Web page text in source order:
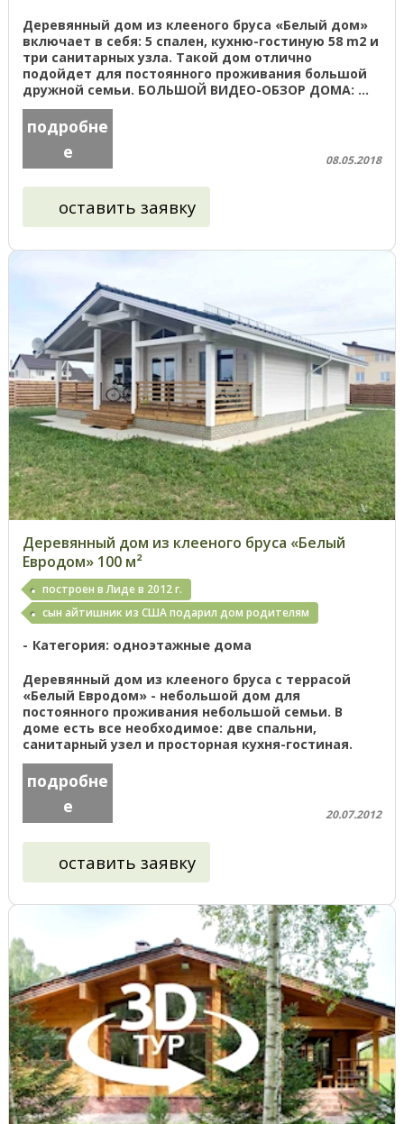
Деревянный дом из клееного бруса «Белый дом»
включает в себя: 5 спален, кухню-гостиную 58 m2 и
три санитарных узла. Такой дом отлично
подойдет для постоянного проживания большой
дружной семьи. БОЛЬШОЙ ВИДЕО-ОБЗОР ДОМА: ...
подробне
е
08.05.2018
оставить заявку
Деревянный дом из клееного бруса «Белый
Евродом» 100 м²
построен в Лиде в 2012 г.
сын айтишник из США подарил дом родителям
Категория: одноэтажные дома
Деревянный дом из клееного бруса с террасой
«Белый Евродом» - небольшой дом для
постоянного проживания небольшой семьи. В
доме есть все необходимое: две спальни,
санитарный узел и просторная кухня-гостиная.
Самый популярный и копируемый наш дом. ...
подробне
е
20.07.2012
оставить заявку